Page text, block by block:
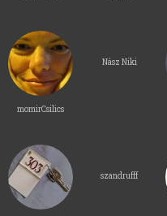
momirCsilics
Nász Niki
szandrufff